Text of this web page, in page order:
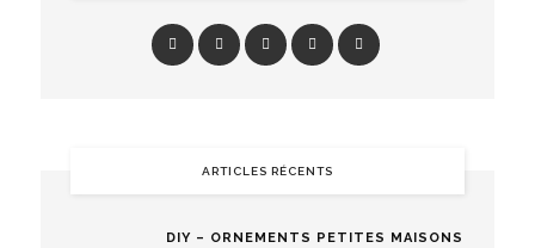
ARTICLES RÉCENTS
DIY – ORNEMENTS PETITES MAISONS